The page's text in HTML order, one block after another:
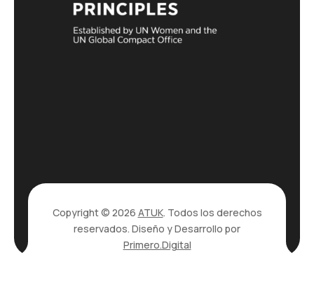
Copyright © 2026 ATUK. Todos los derechos
reservados. Diseño y Desarrollo por
Primero.Digital